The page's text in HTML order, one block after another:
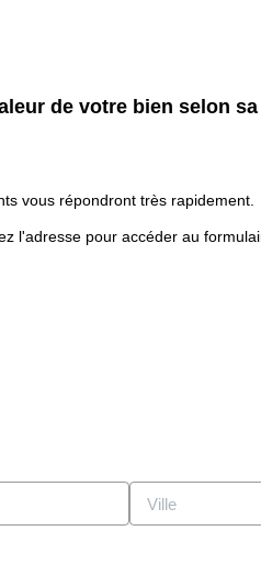
de votre bien selon
vous répondront très rapidement.
l'adresse pour accéder au